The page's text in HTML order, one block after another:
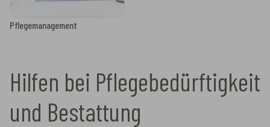
Pflegemanagement
Hilfen bei Pflegebedürftigkeit
und Bestattung